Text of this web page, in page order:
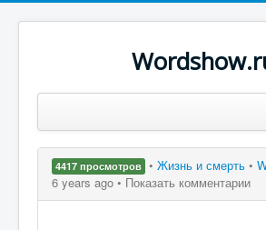
Популярные цитаты
4417 просмотров • Жизнь и смерть •
6 years ago • Показать комментарии